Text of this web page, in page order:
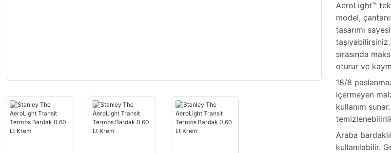
AeroLight™
model,
tasarımı
sırasında
oturur ve
18/8
içermeyen
kullanım
Araba
kullanılabilir.